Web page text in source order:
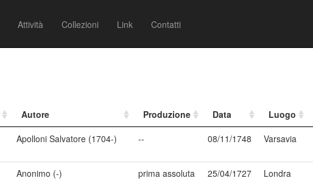
Attività Collezioni Link Contatti
Autore Produzione Data Luogo
Apolloni Salvatore (1704-) -- 08/11/1748 Varsavia
Anonimo (-) prima assoluta 25/04/1727 Londra